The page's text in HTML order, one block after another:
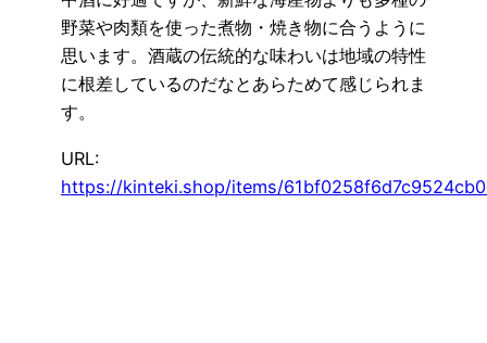
野菜や肉類を使った煮物・焼き物に合うように
思います。酒蔵の伝統的な味わいは地域の特性
に根差しているのだなとあらためて感じられま
す。
URL:
https://kinteki.shop/items/